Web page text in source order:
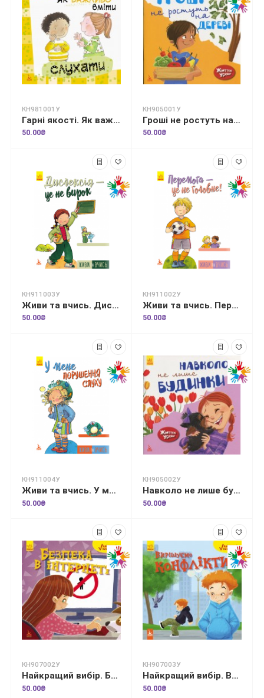
КН981001У
Гарні якості. Як важливо вміти слухати
50.00₴
КН905001У
Гроші не ростуть на дереві. Життєві уроки
50.00₴
КН911003У
Живи та вчись. Дислексія — це не вирок
50.00₴
КН911002У
Живи та вчись. Перемога —це не головне
50.00₴
КН911004У
Живи та вчись. У мене порушення слуху
50.00₴
КН905002У
Навколо не лише будинки. Життєві уроки
50.00₴
КН907002У
Найкращий вибір. Безпека в інтернеті
50.00₴
КН907003У
Найкращий вибір. Вирішуємо конфлікти
50.00₴